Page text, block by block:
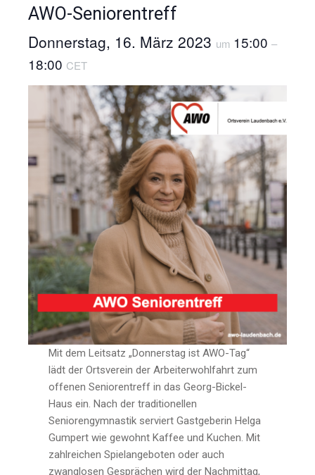
AWO-Seniorentreff
Donnerstag, 16. März 2023 um 15:00 –
18:00 CET
Mit dem Leitsatz „Donnerstag ist AWO-Tag“
lädt der Ortsverein der Arbeiterwohlfahrt zum
offenen Seniorentreff in das Georg-Bickel-
Haus ein. Nach der traditionellen
Seniorengymnastik serviert Gastgeberin Helga
Gumpert wie gewohnt Kaffee und Kuchen. Mit
zahlreichen Spielangeboten oder auch
zwanglosen Gesprächen wird der Nachmittag,